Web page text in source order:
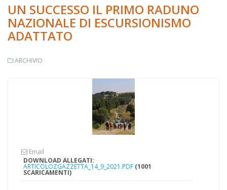
UN SUCCESSO IL PRIMO RADUNO
NAZIONALE DI ESCURSIONISMO
ADATTATO
ARCHIVIO
Email
DOWNLOAD ALLEGATI:
ARTICOLOZGAZZETTA_14_9_2021.PDF (1001
SCARICAMENTI)